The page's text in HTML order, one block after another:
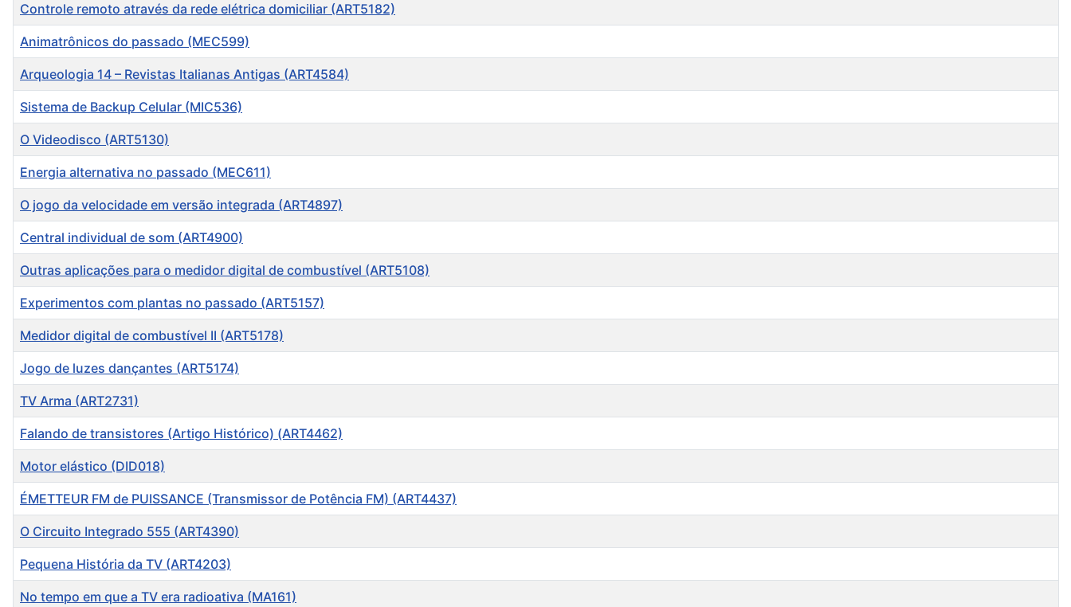
Controle remoto através da rede elétrica domiciliar (ART5182)
Animatrônicos do passado (MEC599)
Arqueologia 14 – Revistas Italianas Antigas (ART4584)
Sistema de Backup Celular (MIC536)
O Videodisco (ART5130)
Energia alternativa no passado (MEC611)
O jogo da velocidade em versão integrada (ART4897)
Central individual de som (ART4900)
Outras aplicações para o medidor digital de combustível (ART5108)
Experimentos com plantas no passado (ART5157)
Medidor digital de combustível II (ART5178)
Jogo de luzes dançantes (ART5174)
TV Arma (ART2731)
Falando de transistores (Artigo Histórico) (ART4462)
Motor elástico (DID018)
ÉMETTEUR FM de PUISSANCE (Transmissor de Potência FM) (ART4437)
O Circuito Integrado 555 (ART4390)
Pequena História da TV (ART4203)
No tempo em que a TV era radioativa (MA161)